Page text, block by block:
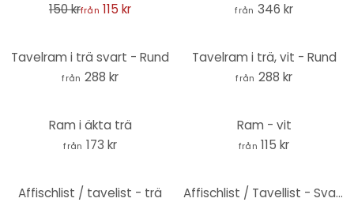
150 krfrån 115 kr från 346 kr
Tavelram i trä svart - Rund
från 288 kr
Tavelram i trä, vit - Rund
från 288 kr
Ram i äkta trä
från 173 kr
Ram - vit
från 115 kr
Affischlist / tavelist - trä Affischlist / Tavellist - Svart